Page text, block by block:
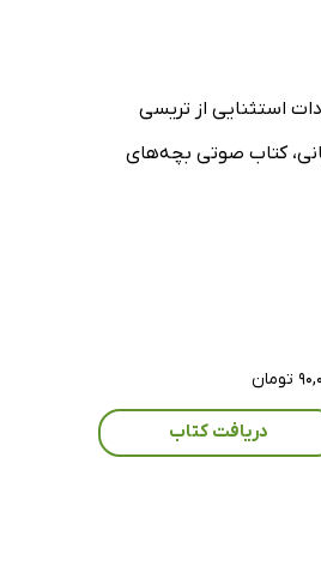
استثنایی از تریسی
کتاب صوتی بچه‌های
تومان
دریافت کتاب